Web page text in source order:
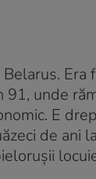
Era
91, unde
E
de ani